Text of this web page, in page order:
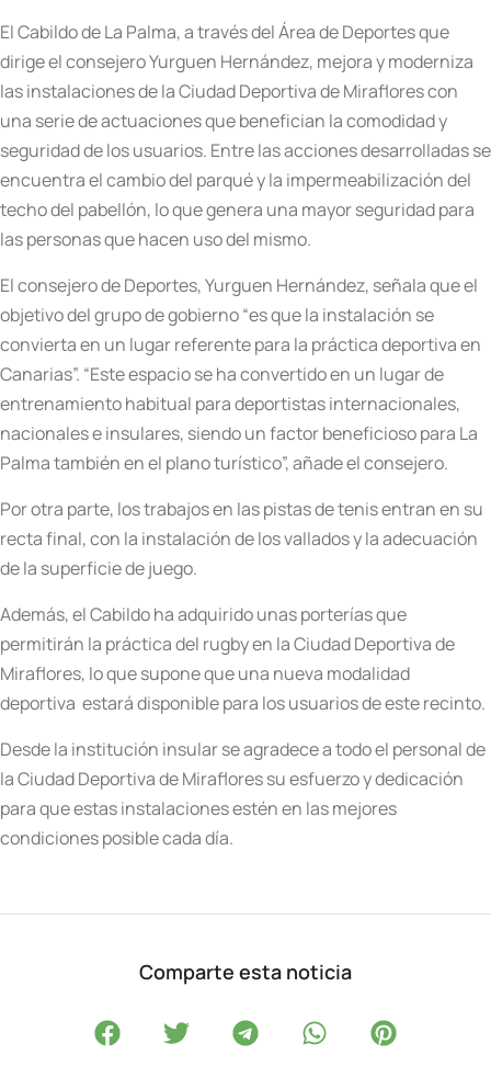
El Cabildo de La Palma, a través del Área de Deportes que
dirige el consejero Yurguen Hernández, mejora y moderniza
las instalaciones de la Ciudad Deportiva de Miraflores con
una serie de actuaciones que benefician la comodidad y
seguridad de los usuarios. Entre las acciones desarrolladas se
encuentra el cambio del parqué y la impermeabilización del
techo del pabellón, lo que genera una mayor seguridad para
las personas que hacen uso del mismo.
El consejero de Deportes, Yurguen Hernández, señala que el
objetivo del grupo de gobierno “es que la instalación se
convierta en un lugar referente para la práctica deportiva en
Canarias”. “Este espacio se ha convertido en un lugar de
entrenamiento habitual para deportistas internacionales,
nacionales e insulares, siendo un factor beneficioso para La
Palma también en el plano turístico”, añade el consejero.
Por otra parte, los trabajos en las pistas de tenis entran en su
recta final, con la instalación de los vallados y la adecuación
de la superficie de juego.
Además, el Cabildo ha adquirido unas porterías que
permitirán la práctica del rugby en la Ciudad Deportiva de
Miraflores, lo que supone que una nueva modalidad
deportiva estará disponible para los usuarios de este recinto.
Desde la institución insular se agradece a todo el personal de
la Ciudad Deportiva de Miraflores su esfuerzo y dedicación
para que estas instalaciones estén en las mejores
condiciones posible cada día.
Comparte esta noticia